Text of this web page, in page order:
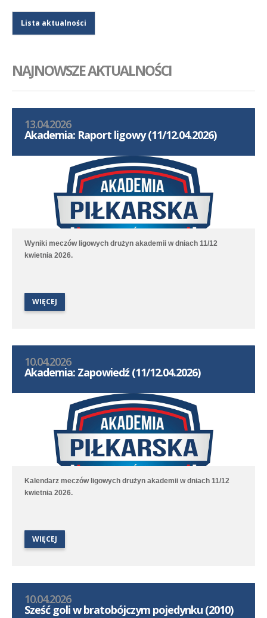
Lista aktualności
NAJNOWSZE AKTUALNOŚCI
13.04.2026
Akademia: Raport ligowy (11/12.04.2026)
Wyniki meczów ligowych drużyn akademii w dniach 11/12
kwietnia 2026.
WIĘCEJ
10.04.2026
Akademia: Zapowiedź (11/12.04.2026)
Kalendarz meczów ligowych drużyn akademii w dniach 11/12
kwietnia 2026.
WIĘCEJ
10.04.2026
Sześć goli w bratobójczym pojedynku (2010)